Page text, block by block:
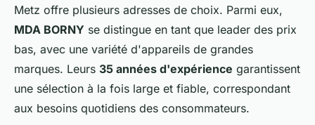
Metz offre plusieurs adresses de choix. Parmi eux,
MDA BORNY se distingue en tant que leader des prix
bas, avec une variété d'appareils de grandes
marques. Leurs 35 années d'expérience garantissent
une sélection à la fois large et fiable, correspondant
aux besoins quotidiens des consommateurs.